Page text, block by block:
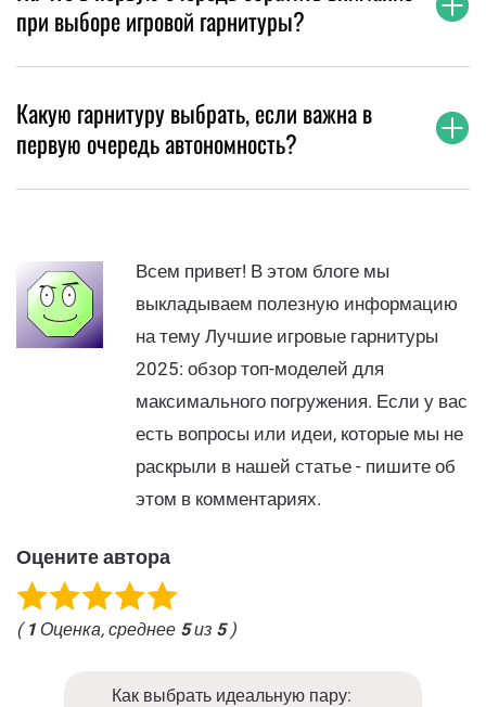
при выборе игровой гарнитуры?
Какую гарнитуру выбрать, если важна в
первую очередь автономность?
Всем привет! В этом блоге мы
выкладываем полезную информацию
на тему Лучшие игровые гарнитуры
2025: обзор топ-моделей для
максимального погружения. Если у вас
есть вопросы или идеи, которые мы не
раскрыли в нашей статье - пишите об
этом в комментариях.
Оцените автора
( 1 Оценка, среднее 5из 5)
Как выбрать идеальную пару: